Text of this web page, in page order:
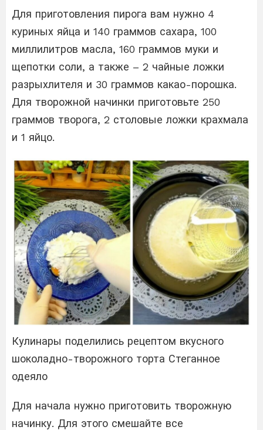
Для приготовления пирога вам нужно 4
куриных яйца и 140 граммов сахара, 100
миллилитров масла, 160 граммов муки и
щепотки соли, а также – 2 чайные ложки
разрыхлителя и 30 граммов какао-порошка.
Для творожной начинки приготовьте 250
граммов творога, 2 столовые ложки крахмала
и 1 яйцо.
Кулинары поделились рецептом вкусного
шоколадно-творожного торта Стеганное
одеяло
Для начала нужно приготовить творожную
начинку. Для этого смешайте все